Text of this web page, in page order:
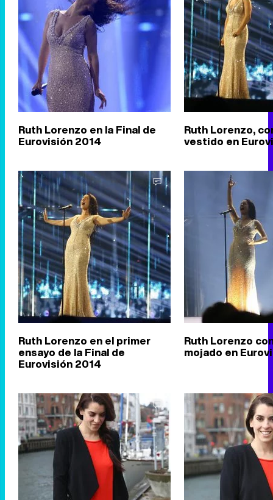
Ruth Lorenzo en la Final de
Eurovisión 2014
Ruth Lorenzo,
vestido en
Ruth Lorenzo en el primer
ensayo de la Final de
Eurovisión 2014
Ruth Lorenzo
mojado en